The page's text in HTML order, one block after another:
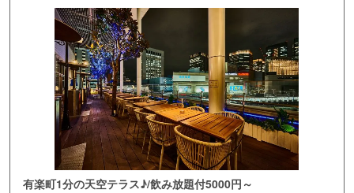
有楽町1分の天空テラス♪/飲み放題付5000円～